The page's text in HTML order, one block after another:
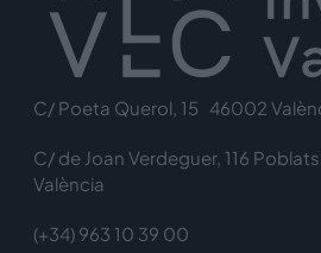
C/ Poeta Querol, 15 46002
C/ de Joan Verdeguer, 116
València
(+34) 963 10 39 00